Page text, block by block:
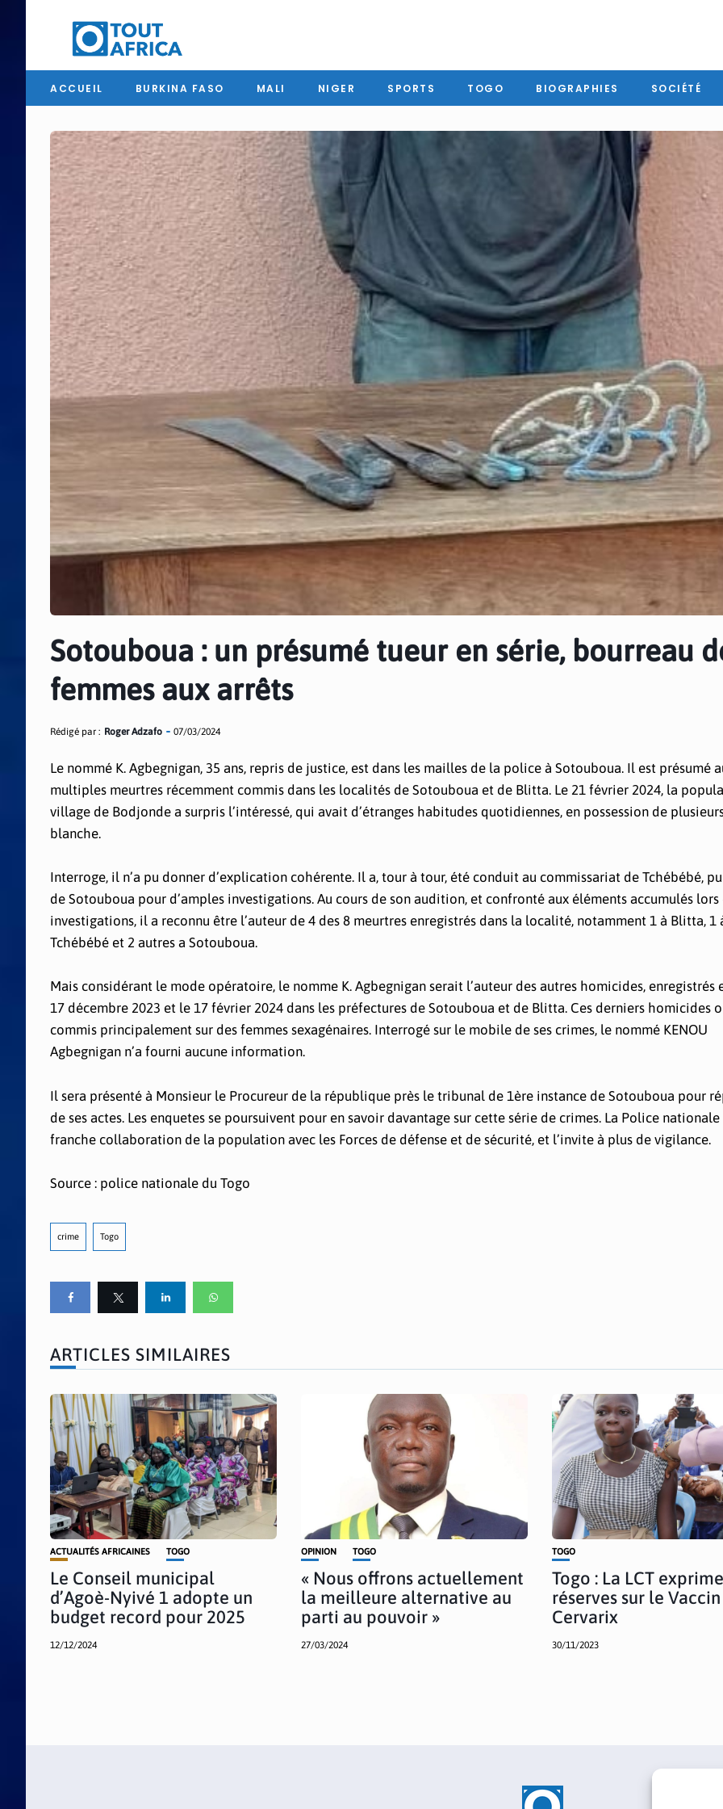
ACCUEIL BURKINA FASO MALI NIGER SPORTS TOGO BIOGRAPHIES SOCIÉTÉ
Sotouboua : un présumé tueur en série, bourreau
femmes aux arrêts
Rédigé par : Roger Adzafo 07/03/2024
Le nommé K. Agbegnigan, 35 ans, repris de justice, est dans les mailles de la police à Sotouboua. Il est présumé
multiples meurtres récemment commis dans les localités de Sotouboua et de Blitta. Le 21 février 2024, la
village de Bodjonde a surpris l’intéressé, qui avait d’étranges habitudes quotidiennes, en possession de
blanche.
Interroge, il n’a pu donner d’explication cohérente. Il a, tour à tour, été conduit au commissariat de Tchébébé,
de Sotouboua pour d’amples investigations. Au cours de son audition, et confronté aux éléments accumulés lors
investigations, il a reconnu être l’auteur de 4 des 8 meurtres enregistrés dans la localité, notamment 1 à Blitta, 1
Tchébébé et 2 autres a Sotouboua.
Mais considérant le mode opératoire, le nomme K. Agbegnigan serait l’auteur des autres homicides, enregistrés
17 décembre 2023 et le 17 février 2024 dans les préfectures de Sotouboua et de Blitta. Ces derniers homicides
commis principalement sur des femmes sexagénaires. Interrogé sur le mobile de ses crimes, le nommé KENOU
Agbegnigan n’a fourni aucune information.
Il sera présenté à Monsieur le Procureur de la république près le tribunal de 1ère instance de Sotouboua pour
de ses actes. Les enquetes se poursuivent pour en savoir davantage sur cette série de crimes. La Police
franche collaboration de la population avec les Forces de défense et de sécurité, et l’invite à plus de vigilance.
Source : police nationale du Togo
crime Togo
ARTICLES SIMILAIRES
ACTUALITÉS AFRICAINES TOGO
Le Conseil municipal
d’Agoè-Nyivé 1 adopte un
budget record pour 2025
12/12/2024
OPINION TOGO
« Nous offrons actuellement
la meilleure alternative au
parti au pouvoir »
27/03/2024
TOGO
Togo : La LCT
réserves sur le Vaccin
Cervarix
30/11/2023